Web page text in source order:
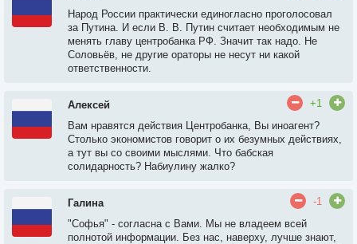
Народ России практически единогласно проголосовал
за Путина. И если В. В. Путин считает необходимым не
менять главу центробанка РФ. Значит так надо. Не
Соловьёв, не другие ораторы не несут ни какой
ответственности.
Алексей
+1
Вам нравятся действия Центробанка, Вы иноагент?
Столько экономистов говорит о их безумных действиях,
а тут вы со своими мыслями. Что бабская
солидарность? Набиулину жалко?
Галина
-1
"Софья" - согласна с Вами. Мы не владеем всей
полнотой информации. Без нас, наверху, лучше знают,